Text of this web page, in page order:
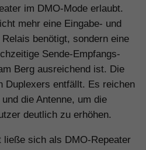
im DMO-Mode erlaubt.
mehr eine Eingabe- und
benötigt, sondern eine
Sende-Empfangs-
Berg ausreichend ist. Die
Duplexers entfällt. Es reichen
die Antenne, um die
deutlich zu erhöhen.
ließe sich als DMO-Repeater